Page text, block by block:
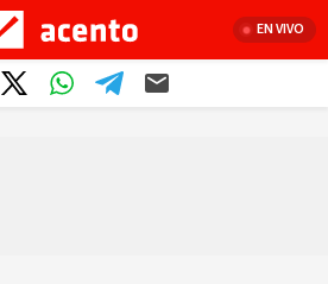
EN VIVO